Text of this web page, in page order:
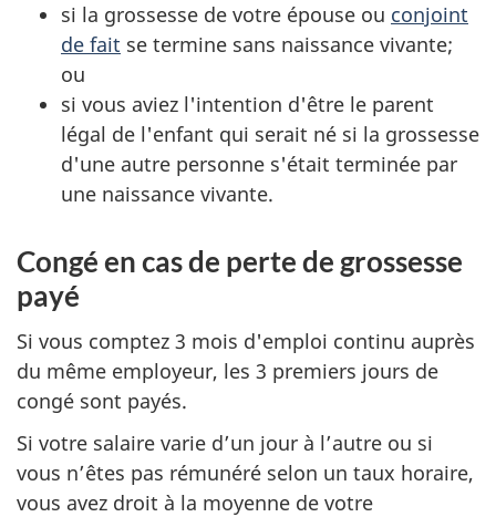
si la grossesse de votre épouse ou conjoint
de fait se termine sans naissance vivante;
ou
si vous aviez l'intention d'être le parent
légal de l'enfant qui serait né si la grossesse
d'une autre personne s'était terminée par
une naissance vivante.
Congé en cas de perte de grossesse
payé
Si vous comptez 3 mois d'emploi continu auprès
du même employeur, les 3 premiers jours de
congé sont payés.
Si votre salaire varie d’un jour à l’autre ou si
vous n’êtes pas rémunéré selon un taux horaire,
vous avez droit à la moyenne de votre